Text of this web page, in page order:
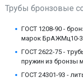
Трубы бронзовые
ГОСТ 1208-90 -
марок БрАЖМц10-
ГОСТ 2622-75 -
пружин из бронзы
ГОСТ 24301-93 -